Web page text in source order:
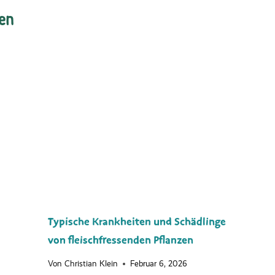
Typische Krankheiten und Schädlinge
von fleischfressenden Pflanzen
Von Christian Klein Februar 6, 2026